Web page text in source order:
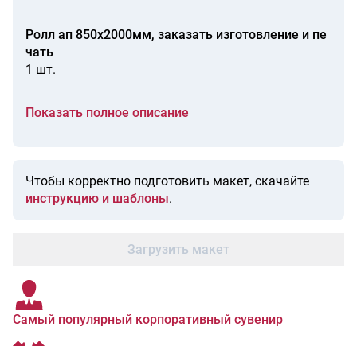
Ролл ап 850х2000мм, заказать изготовление и пе
чать
1 шт.
Показать полное описание
Чтобы корректно подготовить макет, скачайте
инструкцию и шаблоны.
Загрузить макет
Самый популярный корпоративный сувенир